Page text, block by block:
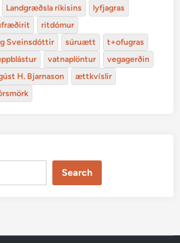
Landgræðsla ríkisins
lyfjagras
ritdómur
Sveinsdóttir
súruætt
t+ofugras
vatnaplöntur
vegagerðin
H. Bjarnason
ættkvíslir
Search